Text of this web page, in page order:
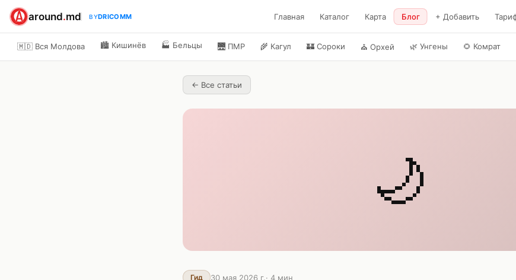
around.md BYDRICOMM Главная Каталог Карта Блог + Добавить
🇲🇩 Вся Молдова 🏙️ Кишинёв 🏭 Бельцы 🌉 ПМР 🌾 Кагул 🏰 Сороки ⛪ Орхей 🌿 Унгены 🌻 Комрат
← Все статьи
🌙
Гид 30 мая 2026 г.· 4 мин